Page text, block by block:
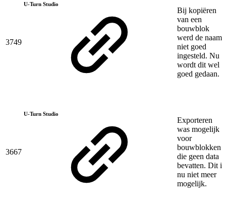
3749
U-Turn Studio
Bij kopiëren
van een
bouwblok
werd de naam
niet goed
ingesteld. Nu
wordt dit wel
goed gedaan.
3667
U-Turn Studio
Exporteren
was mogelijk
voor
bouwblokken
die geen data
bevatten. Dit is
nu niet meer
mogelijk.